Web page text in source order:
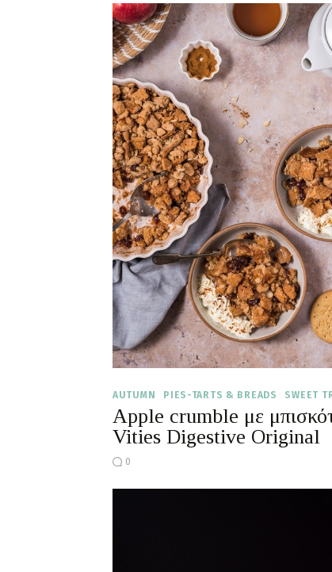
AUTUMN PIES-TARTS & BREADS SWEET
Apple crumble με
Vities Digestive Original
0